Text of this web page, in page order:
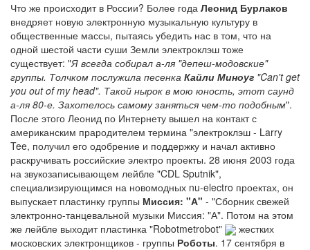
Что же происходит в России? Более года Леонид Бурлаков
внедряет новую электронную музыкальную культуру в
общественные массы, пытаясь убедить нас в том, что на
одной шестой части суши Земли электроклэш тоже
существует: "Я всегда собирал а-ля "депеш-модовские"
группы. Толчком послужила песенка Кайли Миноуг "Can't get
you out of my head". Такой нырок в мою юность, этот саунд
а-ля 80-е. Захотелось самому заняться чем-то подобным".
После этого Леонид по Интернету вышел на контакт с
американским прародителем термина "электроклэш - Larry
Tee, получил его одобрение и поддержку и начал активно
раскручивать российские электро проекты. 28 июня 2003 года
на звукозаписывающем лейбле "CDL Sputnik",
специализирующимся на новомодных nu-electro проектах, он
выпускает пластинку группы Миссия: "А" - "Сборник свежей
электронно-танцевальной музыки Миссия: "А". Потом на этом
же лейбле выходит пластинка "Robotmetrobot"
жестких
московских электронщиков - группы Роботы. 17 сентября в